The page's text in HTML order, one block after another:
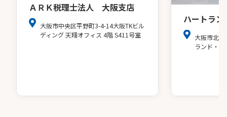
ＡＲＫ税理士法人 大阪支店
大阪市中央区平野町3-4-14大阪TKビル
ディング 天翔オフィス 4階 S411号室
ハートラ
大阪市北
ランド・